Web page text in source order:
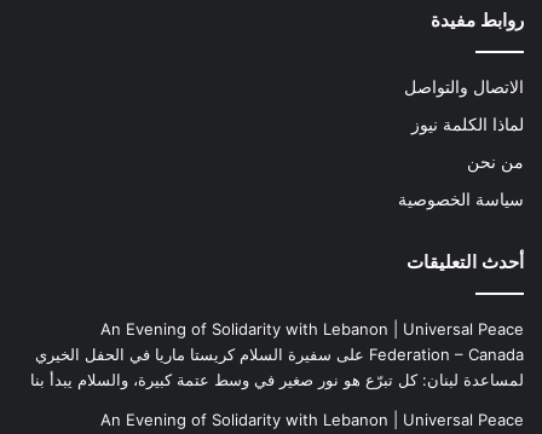
روابط مفيدة
الاتصال والتواصل
لماذا الكلمة نيوز
من نحن
سياسة الخصوصية
أحدث التعليقات
An Evening of Solidarity with Lebanon | Universal Peace
Federation – Canada على سفيرة السلام كريستا ماريا في الحفل الخيري
لمساعدة لبنان: كل تبرّع هو نور صغير في وسط عتمة كبيرة، والسلام يبدأ بنا
An Evening of Solidarity with Lebanon | Universal Peace